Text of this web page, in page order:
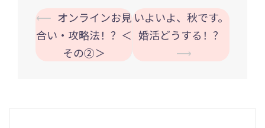
投
稿
ー
⟵ オンラインお見
合い・攻略法！？＜
その②＞
いよいよ、秋です。
婚活どうする！？
⟶